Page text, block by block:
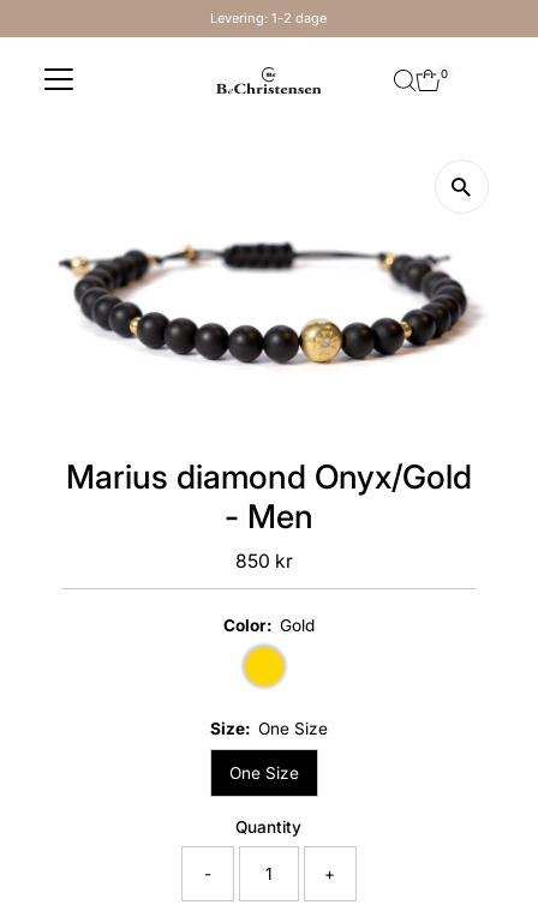
Levering: 1-2 dage
0
Marius diamond Onyx/Gold
- Men
Regular
Price
850 kr
Color: Gold
Size: One Size
One Size
Quantity
- +